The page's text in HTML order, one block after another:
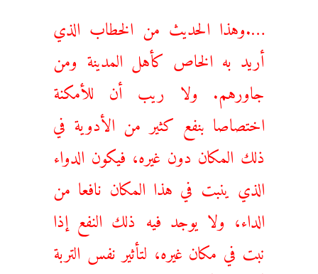
….وهذا الحديث من الخطاب الذي
أريد به الخاص كأهل المدينة ومن
جاورهم. ولا ريب أن للأمكنة
اختصاصا بنفع كثير من الأدوية في
ذلك المكان دون غيره، فيكون الدواء
الذي ينبت في هذا المكان نافعا من
الداء، ولا يوجد فيه ذلك النفع إذا
نبت في مكان غيره، لتأثير نفس التربة